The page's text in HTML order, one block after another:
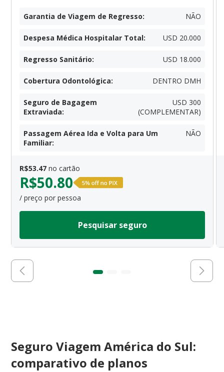
Garantia de Viagem de Regresso: NÃO
Despesa Médica Hospitalar Total: USD 20.000
Regresso Sanitário: USD 18.000
Cobertura Odontológica: DENTRO DMH
Seguro de Bagagem
Extraviada:
USD 300
(COMPLEMENTAR)
Passagem Aérea Ida e Volta para Um
Familiar:
NÃO
R$53.47 no cartão
R$50.80
/ preço por pessoa
Pesquisar seguro
Seguro Viagem América do Sul:
comparativo de planos